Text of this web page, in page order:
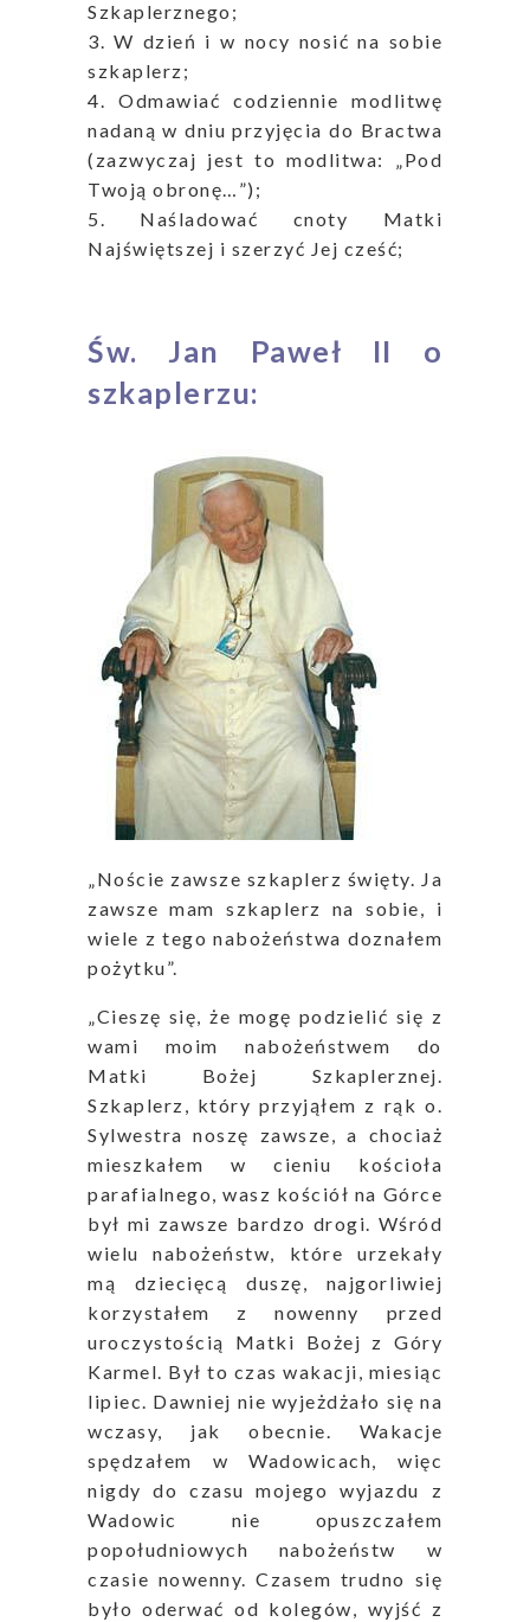
Szkaplerznego;
3. W dzień i w nocy nosić na sobie
szkaplerz;
4. Odmawiać codziennie modlitwę
nadaną w dniu przyjęcia do Bractwa
(zazwyczaj jest to modlitwa: „Pod
Twoją obronę…”);
5. Naśladować cnoty Matki
Najświętszej i szerzyć Jej cześć;
Św. Jan Paweł II o
szkaplerzu:
„Noście zawsze szkaplerz święty. Ja
zawsze mam szkaplerz na sobie, i
wiele z tego nabożeństwa doznałem
pożytku”.
„Cieszę się, że mogę podzielić się z
wami moim nabożeństwem do
Matki Bożej Szkaplerznej.
Szkaplerz, który przyjąłem z rąk o.
Sylwestra noszę zawsze, a chociaż
mieszkałem w cieniu kościoła
parafialnego, wasz kościół na Górce
był mi zawsze bardzo drogi. Wśród
wielu nabożeństw, które urzekały
mą dziecięcą duszę, najgorliwiej
korzystałem z nowenny przed
uroczystością Matki Bożej z Góry
Karmel. Był to czas wakacji, miesiąc
lipiec. Dawniej nie wyjeżdżało się na
wczasy, jak obecnie. Wakacje
spędzałem w Wadowicach, więc
nigdy do czasu mojego wyjazdu z
Wadowic nie opuszczałem
popołudniowych nabożeństw w
czasie nowenny. Czasem trudno się
było oderwać od kolegów, wyjść z